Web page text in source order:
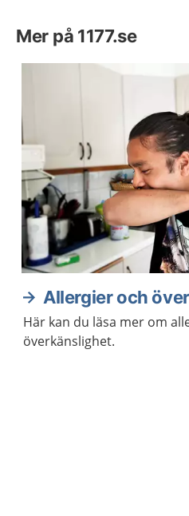
Mer på 1177.se
Allergier och
Här kan du läsa mer om
överkänslighet.